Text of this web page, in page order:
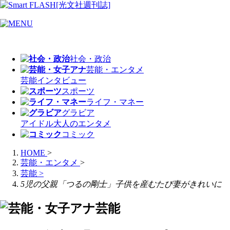
社会・政治
芸能・エンタメ
芸能インタビュー
スポーツ
ライフ・マネー
グラビア
アイドル大人のエンタメ
コミック
HOME >
芸能・エンタメ >
芸能 >
5児の父親「つるの剛士」子供を産むたび妻がきれいに
芸能